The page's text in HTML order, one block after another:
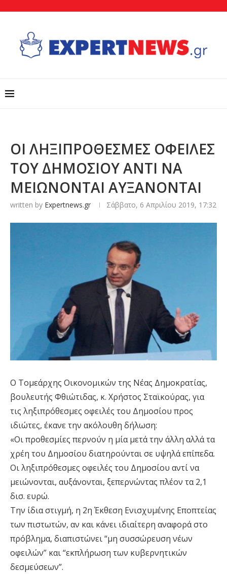
ΟΙ ΛΗΞΙΠΡΟΘΕΣΜΕΣ ΟΦΕΙΛΕΣ
ΤΟΥ ΔΗΜΟΣΙΟΥ ΑΝΤΙ ΝΑ
ΜΕΙΩΝΟΝΤΑΙ ΑΥΞΑΝΟΝΤΑΙ
written by Expertnews.gr Σάββατο, 6 Απριλίου 2019, 17:32
Ο Τομεάρχης Οικονομικών της Νέας Δημοκρατίας,
βουλευτής Φθιώτιδας, κ. Χρήστος Σταϊκούρας, για
τις ληξιπρόθεσμες οφειλές του Δημοσίου προς
ιδιώτες, έκανε την ακόλουθη δήλωση:
«Οι προθεσμίες περνούν η μία μετά την άλλη αλλά τα
χρέη του Δημοσίου διατηρούνται σε υψηλά επίπεδα.
Οι ληξιπρόθεσμες οφειλές του Δημοσίου αντί να
μειώνονται, αυξάνονται, ξεπερνώντας πλέον τα 2,1
δισ. ευρώ.
Την ίδια στιγμή, η 2η Έκθεση Ενισχυμένης Εποπτείας
των πιστωτών, αν και κάνει ιδιαίτερη αναφορά στο
πρόβλημα, διαπιστώνει “μη συσσώρευση νέων
οφειλών” και “εκπλήρωση των κυβερνητικών
δεσμεύσεων”.